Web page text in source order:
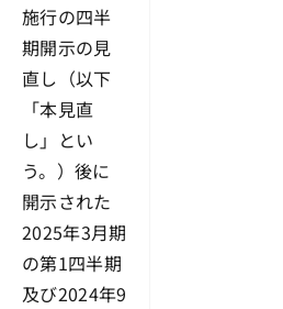
施行の四半
期開示の見
直し（以下
「本見直
し」とい
う。）後に
開示された
2025年3月期
の第1四半期
及び2024年9